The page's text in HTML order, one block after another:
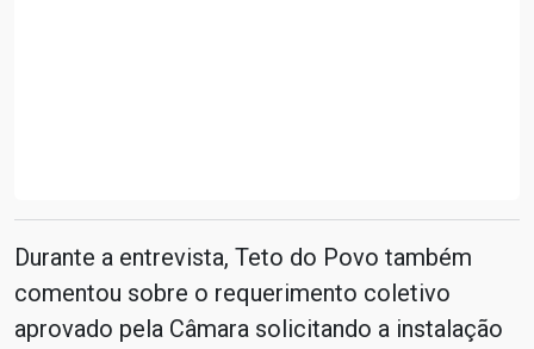
Durante a entrevista, Teto do Povo também
comentou sobre o requerimento coletivo
aprovado pela Câmara solicitando a instalação